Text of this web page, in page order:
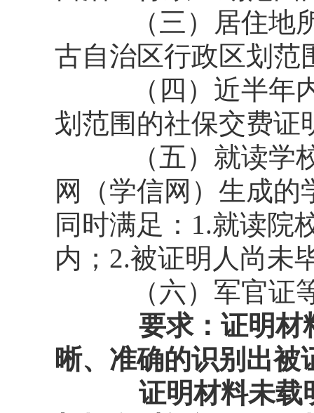
（三）居住地所
古自治区行政区划范
（四）近半年内
划范围的社保交费证
（五）就读学校
网（学信网）生成
同时满足：1.就读院
内；2.被证明人尚未
（六）军官证
要求：证明材
晰、准确的识别出被
证明材料未载